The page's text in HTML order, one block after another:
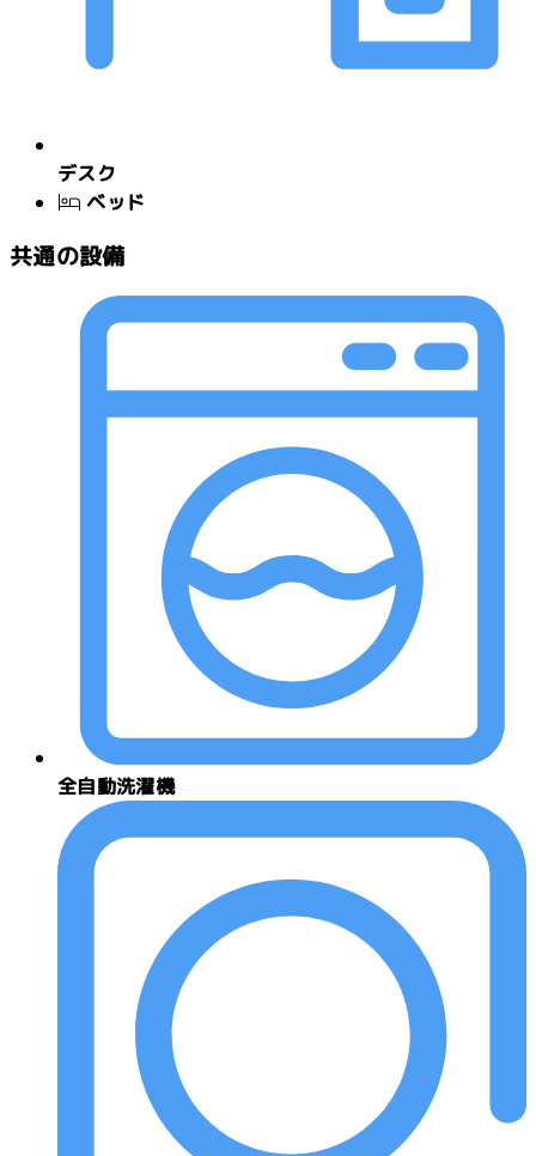
デスク
ベッド
共通の設備
全自動洗濯機